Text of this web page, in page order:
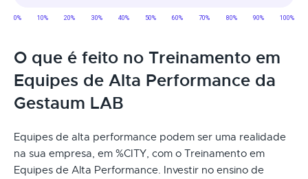
O que é feito no Treinamento em
Equipes de Alta Performance da
Gestaum LAB
Equipes de alta performance podem ser uma realidade
na sua empresa, em %CITY, com o Treinamento em
Equipes de Alta Performance. Investir no ensino de